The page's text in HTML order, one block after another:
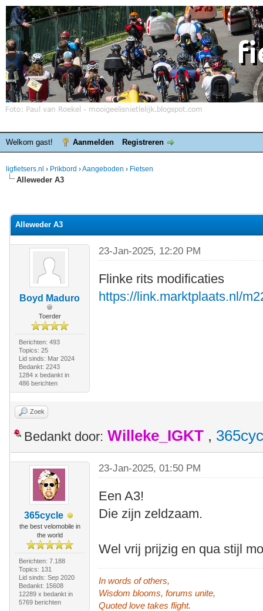
Welkom gast! Aanmelden Registreren
ligfietsers.nl › Prikbord ›Aangeboden › Fietsen
Alleweder A3
Alleweder A3
Boyd Maduro
Toerder
Berichten: 493
Topics: 25
Lid sinds: Mar 2024
Bedankt: 2243
1284 x bedankt in
486 berichten
23-Jan-2025, 12:20 PM
Flinke rits modificaties
https://link.marktplaats.nl/
Zoek
Bedankt door: Willeke_IGKT ,
365cycle
the best velomobile in
the world
Berichten: 7.188
Topics: 131
Lid sinds: Sep 2020
Bedankt: 15608
12289 x bedankt in
5769 berichten
23-Jan-2025, 01:50 PM
Een A3!
Die zijn zeldzaam.
Wel vrij prijzig en qua stijl
In words of others,
Wisdom blooms, forums unite,
Quoted love takes flight.